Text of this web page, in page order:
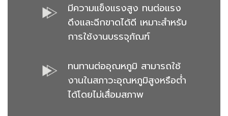
มีความแข็งแรงสูง ทนต่อแรง
ดึงและฉีกขาดได้ดี เหมาะสำหรับ
การใช้งานบรรจุภัณฑ์
ทนทานต่ออุณหภูมิ สามารถใช้
งานในสภาวะอุณหภูมิสูงหรือต่ำ
ได้โดยไม่เสื่อมสภาพ